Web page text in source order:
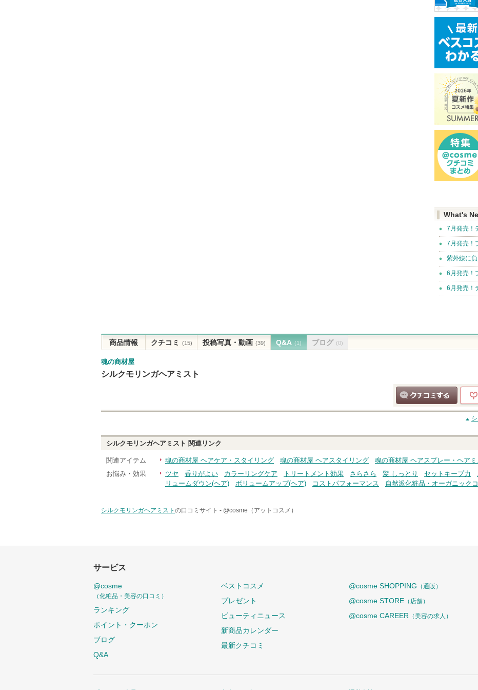
What's
7月発売！
7月発売！
紫外線に
6月発売！
6月発売！
商品情報 クチコミ (15) 投稿写真・動画 (39) Q&A (1) ブログ (0)
魂の商材屋
シルクモリンガヘアミスト
クチコミする
シルクモリンガヘアミスト 関連リンク
関連アイテム 魂の商材屋 ヘアケア・スタイリング 魂の商材屋 ヘアスタイリング
魂の商材屋 ヘアスプレー・ヘアミ
お悩み・効果
ツヤ 香りがよい カラーリングケア トリートメント効果 さらさら 髪 しっとり セットキープ力
リュームダウン(ヘア)
ボリュームアップ(ヘア) コストパフォーマンス 自然派化粧品・オーガニック
シルクモリンガヘアミスト の口コミサイト - @cosme（アットコスメ）
サービス
@cosme
（化粧品・美容の口コミ）
ランキング
ポイント・クーポン
ブログ
Q&A
ベストコスメ
プレゼント
ビューティニュース
新商品カレンダー
最新クチコミ
@cosme SHOPPING （通販）
@cosme STORE （店舗）
@cosme CAREER （美容の求人）